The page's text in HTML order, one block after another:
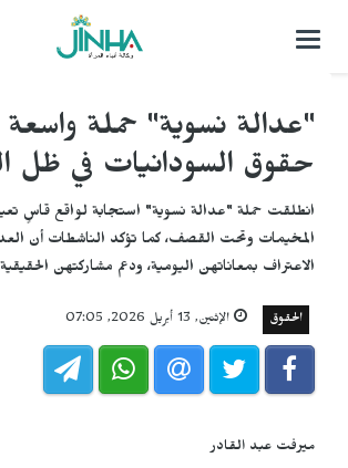
التحكم
"عدالة نسوية" حملة واسعة
حقوق السودانيات في ظل
انطلقت حملة "عدالة نسوية" استجابة لواقع قاسٍ
المخيمات وتحت القصف، كما تؤكد الناشطات أن
الاعتراف بمعاناتهن اليومية، ودعم مشاركتهن
الحقوق الإثنين, 13 أبريل 2026, 07:05
ميرفت عبد القادر